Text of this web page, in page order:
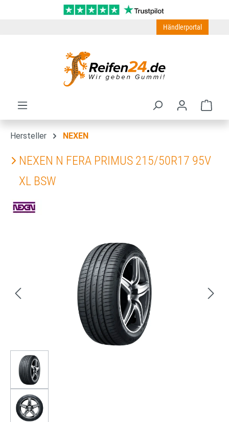
Zum Hauptinhalt springen
Händlerportal
Hersteller NEXEN
NEXEN N FERA PRIMUS 215/50R17 95V
XL BSW